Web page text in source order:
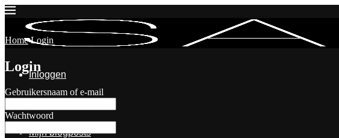
Inloggen
Mijn blogposts
Home Login
Login
Gebruikersnaam of e-mail
Wachtwoord